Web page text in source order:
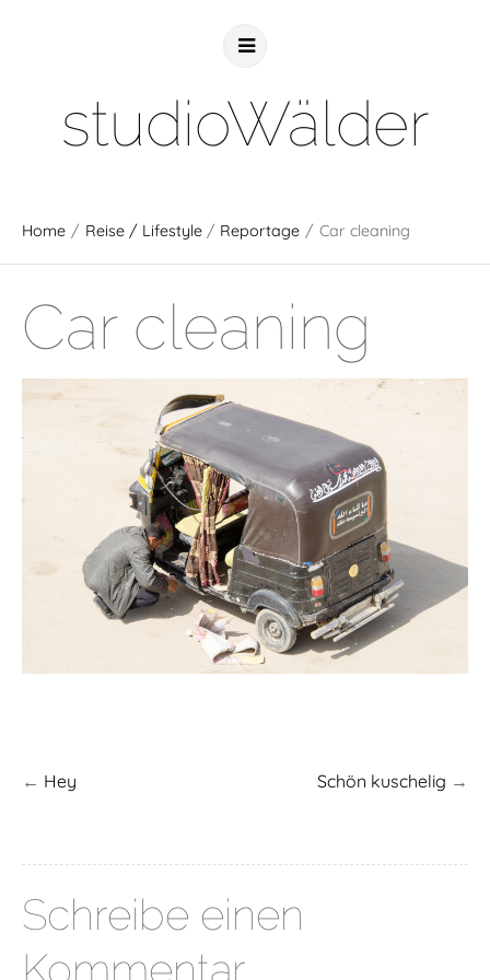
studioWälder
Home / Reise / Lifestyle / Reportage / Car cleaning
Car cleaning
Schön kuschelig →
← Hey
Schreibe einen
Kommentar